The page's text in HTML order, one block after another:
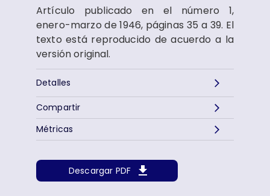
Artículo publicado en el número 1,
enero-marzo de 1946, páginas 35 a 39. El
texto está reproducido de acuerdo a la
versión original.
Detalles
Descargar PDF
Métricas
Compartir